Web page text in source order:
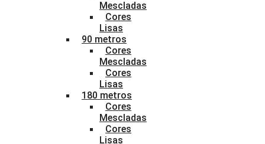
Mescladas
Cores
Lisas
90 metros
Cores
Mescladas
Cores
Lisas
180 metros
Cores
Mescladas
Cores
Lisas